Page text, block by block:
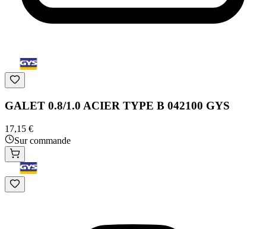
GALET 0.8/1.0 ACIER TYPE B 042100 GYS
17,15 €
Sur commande